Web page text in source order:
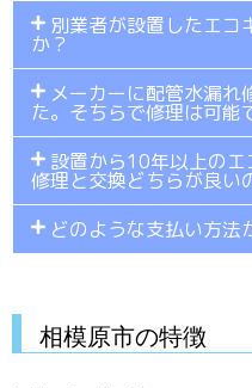
別業者が設置したエコ
か？
メーカーに配管水漏れ
た。そちらで修理は可能
設置から10年以上のエ
修理と交換どちらが良い
どのような支払い方法
相模原市の特徴